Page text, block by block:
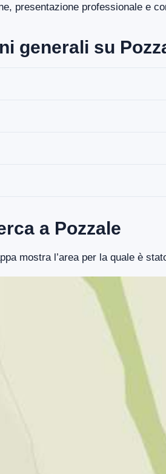
presentazione professionale e
generali su
a Pozzale
mostra l’area per la quale è